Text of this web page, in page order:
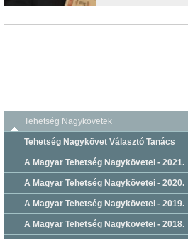
Tehetség Nagykövetek
Tehetség Nagykövet Választó Tanács
A Magyar Tehetség Nagykövetei - 2021.
A Magyar Tehetség Nagykövetei - 2020.
A Magyar Tehetség Nagykövetei - 2019.
A Magyar Tehetség Nagykövetei - 2018.